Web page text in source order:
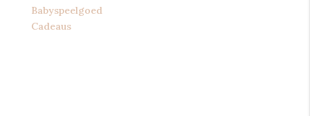
Babyspeelgoed
Cadeaus